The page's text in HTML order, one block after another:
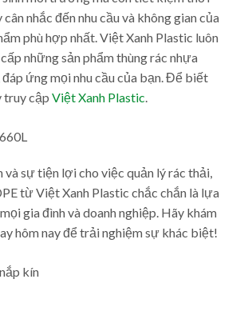
nhắc đến nhu cầu và không gian của
phù hợp nhất. Việt Xanh Plastic luôn
những sản phẩm thùng rác nhựa
ứng mọi nhu cầu của bạn. Để biết
truy cập Việt Xanh Plastic.
và sự tiện lợi cho việc quản lý rác thải,
từ Việt Xanh Plastic chắc chắn là lựa
gia đình và doanh nghiệp. Hãy khám
hôm nay để trải nghiệm sự khác biệt!